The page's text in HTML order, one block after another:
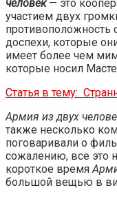
человек— это
участием двух
противоположность
доспехи, которые
имеет более чем
которые носил
Статья в тему:
Армия из двух
также несколько
поговаривали о
сожалению, все это
короткое время
большой вещью в